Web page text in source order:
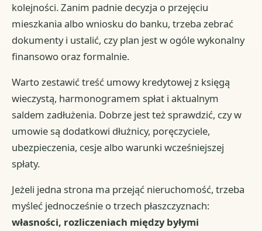
kolejności. Zanim padnie decyzja o przejęciu
mieszkania albo wniosku do banku, trzeba zebrać
dokumenty i ustalić, czy plan jest w ogóle wykonalny
finansowo oraz formalnie.
Warto zestawić treść umowy kredytowej z księgą
wieczystą, harmonogramem spłat i aktualnym
saldem zadłużenia. Dobrze jest też sprawdzić, czy w
umowie są dodatkowi dłużnicy, poręczyciele,
ubezpieczenia, cesje albo warunki wcześniejszej
spłaty.
Jeżeli jedna strona ma przejąć nieruchomość, trzeba
myśleć jednocześnie o trzech płaszczyznach:
własności, rozliczeniach między byłymi